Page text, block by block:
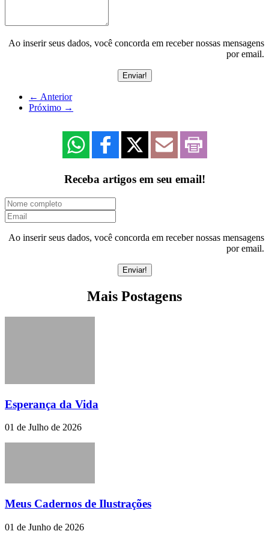
Ao inserir seus dados, você concorda em receber nossas mensagens
por email.
← Anterior
Próximo →
Receba artigos em seu email!
Ao inserir seus dados, você concorda em receber nossas mensagens
por email.
Mais Postagens
Esperança da Vida
01 de Julho de 2026
Meus Cadernos de Ilustrações
01 de Junho de 2026